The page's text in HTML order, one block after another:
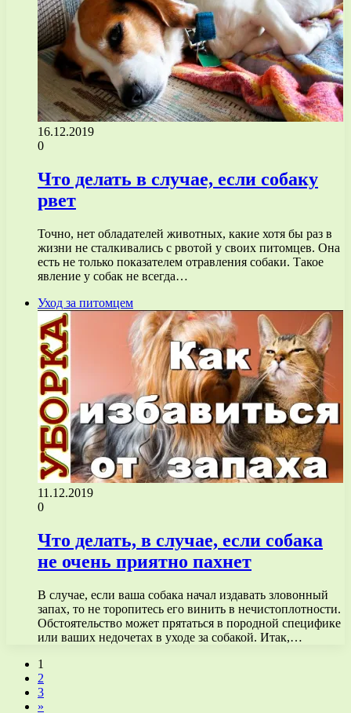
16.12.2019
0
Что делать в случае, если собаку
рвет
Точно, нет обладателей животных, какие хотя бы раз в
жизни не сталкивались с рвотой у своих питомцев. Она
есть не только показателем отравления собаки. Такое
явление у собак не всегда…
Уход за питомцем
11.12.2019
0
Что делать, в случае, если собака
не очень приятно пахнет
В случае, если ваша собака начал издавать зловонный
запах, то не торопитесь его винить в нечистоплотности.
Обстоятельство может прятаться в породной специфике
или ваших недочетах в уходе за собакой. Итак,…
1
2
3
»